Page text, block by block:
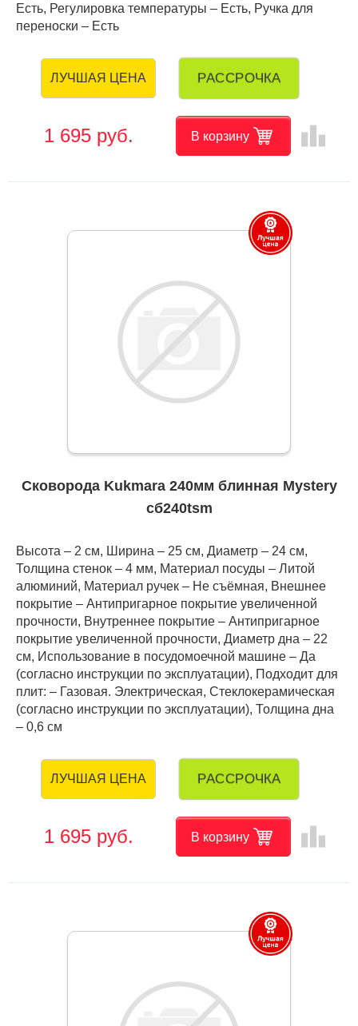
Есть, Регулировка температуры – Есть, Ручка для
переноски – Есть
ЛУЧШАЯ ЦЕНА РАССРОЧКА
1 695 руб. В корзину leaderboard
Сковорода Kukmara 240мм блинная Mystery
сб240tsm
Высота – 2 см, Ширина – 25 см, Диаметр – 24 см,
Толщина стенок – 4 мм, Материал посуды – Литой
алюминий, Материал ручек – Не съёмная, Внешнее
покрытие – Антипригарное покрытие увеличенной
прочности, Внутреннее покрытие – Антипригарное
покрытие увеличенной прочности, Диаметр дна – 22
см, Использование в посудомоечной машине – Да
(согласно инструкции по эксплуатации), Подходит для
плит: – Газовая. Электрическая, Стеклокерамическая
(согласно инструкции по эксплуатации), Толщина дна
– 0,6 см
ЛУЧШАЯ ЦЕНА РАССРОЧКА
1 695 руб. В корзину leaderboard